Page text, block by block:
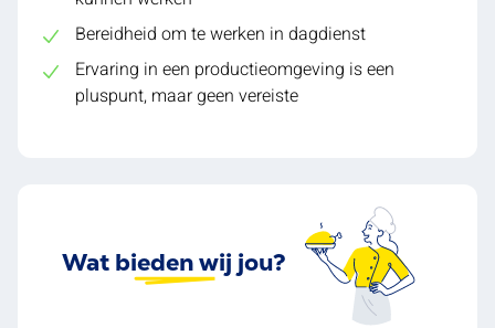
Bereidheid om te werken in dagdienst
Ervaring in een productieomgeving is een
pluspunt, maar geen vereiste
Wat bieden wij jou?